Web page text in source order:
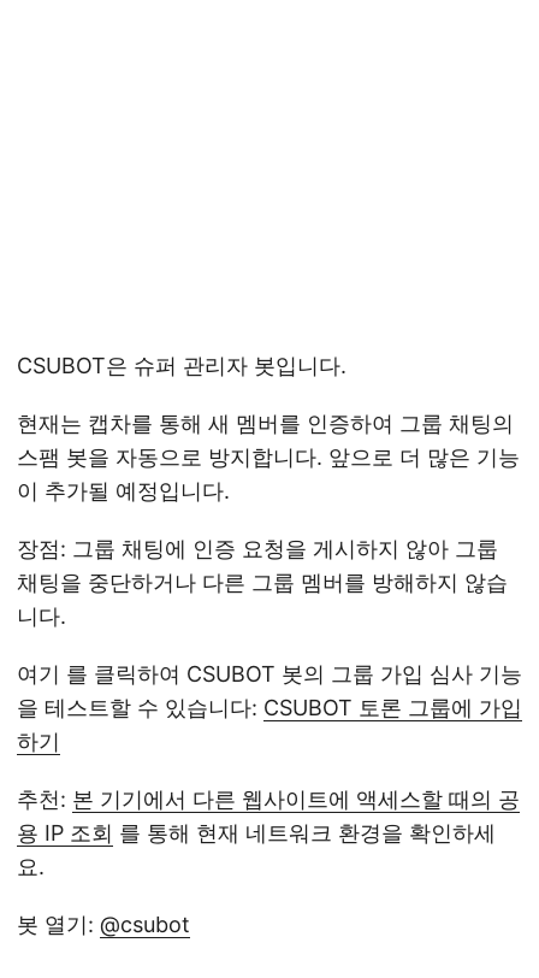
CSUBOT은 슈퍼 관리자 봇입니다.
현재는 캡차를 통해 새 멤버를 인증하여 그룹 채팅의
스팸 봇을 자동으로 방지합니다. 앞으로 더 많은 기능
이 추가될 예정입니다.
장점: 그룹 채팅에 인증 요청을 게시하지 않아 그룹
채팅을 중단하거나 다른 그룹 멤버를 방해하지 않습
니다.
여기 를 클릭하여 CSUBOT 봇의 그룹 가입 심사 기능
을 테스트할 수 있습니다: CSUBOT 토론 그룹에 가입
하기
추천: 본 기기에서 다른 웹사이트에 액세스할 때의 공
용 IP 조회 를 통해 현재 네트워크 환경을 확인하세
요.
봇 열기: @csubot